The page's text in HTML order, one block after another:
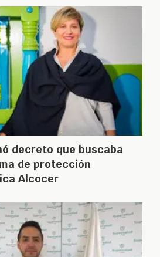
decreto que buscaba
de protección
Alcocer